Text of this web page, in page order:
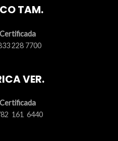
TAM.
228 7700
VER.
161 6440